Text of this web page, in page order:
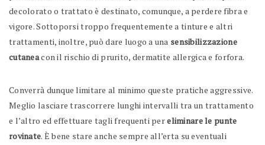
decolorato o trattato è destinato, comunque, a perdere fibra e
vigore. Sottoporsi troppo frequentemente a tinture e altri
trattamenti, inoltre, può dare luogo a una sensibilizzazione
cutaneacon il rischio di prurito, dermatite allergica e forfora.
Converrà dunque limitare al minimo queste pratiche aggressive.
Meglio lasciare trascorrere lunghi intervalli tra un trattamento
e l’altro ed effettuare tagli frequenti pereliminare le punte
rovinate. È bene stare anche sempre all’erta su eventuali